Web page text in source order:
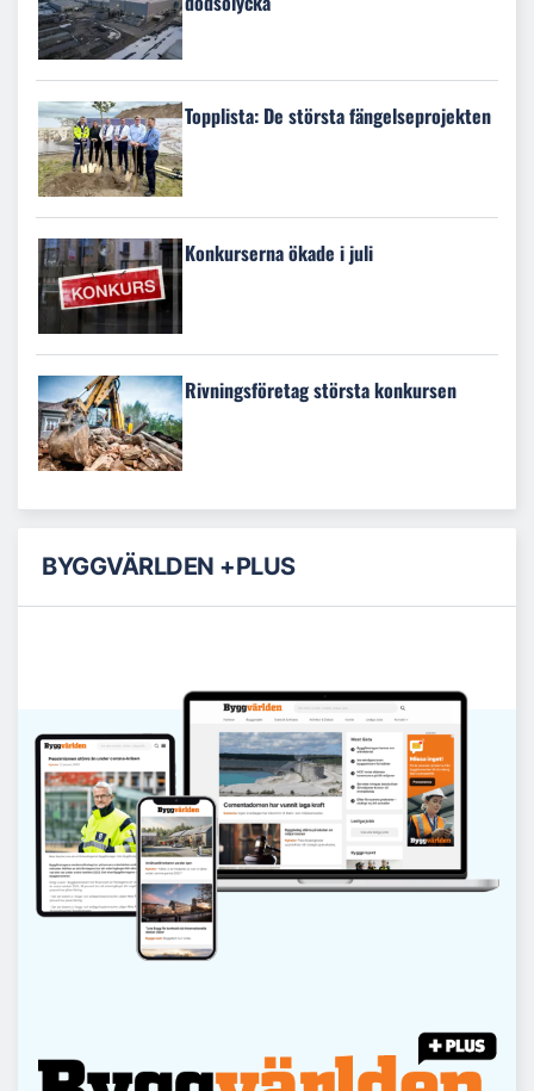
Topplista: De största fängelseprojekten
Konkurserna ökade i juli
Rivningsföretag största konkursen
BYGGVÄRLDEN +PLUS